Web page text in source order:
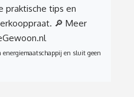
praktische tips en
🔎 Meer
en sluit geen